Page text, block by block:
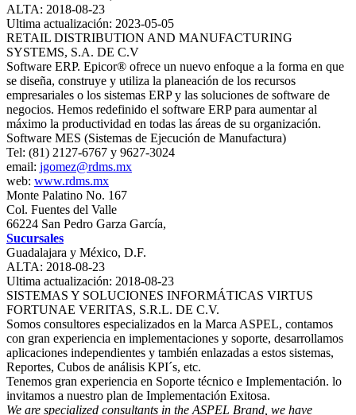
ALTA: 2018-08-23
Ultima actualización: 2023-05-05
RETAIL DISTRIBUTION AND MANUFACTURING
SYSTEMS, S.A. DE C.V
Software ERP. Epicor® ofrece un nuevo enfoque a la forma en que
se diseña, construye y utiliza la planeación de los recursos
empresariales o los sistemas ERP y las soluciones de software de
negocios. Hemos redefinido el software ERP para aumentar al
máximo la productividad en todas las áreas de su organización.
Software MES (Sistemas de Ejecución de Manufactura)
Tel: (81) 2127-6767 y 9627-3024
email: jgomez@rdms.mx
web: www.rdms.mx
Monte Palatino No. 167
Col. Fuentes del Valle
66224 San Pedro Garza García,
Sucursales
Guadalajara y México, D.F.
ALTA: 2018-08-23
Ultima actualización: 2018-08-23
SISTEMAS Y SOLUCIONES INFORMÁTICAS VIRTUS
FORTUNAE VERITAS, S.R.L. DE C.V.
Somos consultores especializados en la Marca ASPEL, contamos
con gran experiencia en implementaciones y soporte, desarrollamos
aplicaciones independientes y también enlazadas a estos sistemas,
Reportes, Cubos de análisis KPI´s, etc.
Tenemos gran experiencia en Soporte técnico e Implementación. lo
invitamos a nuestro plan de Implementación Exitosa.
We are specialized consultants in the ASPEL Brand, we have